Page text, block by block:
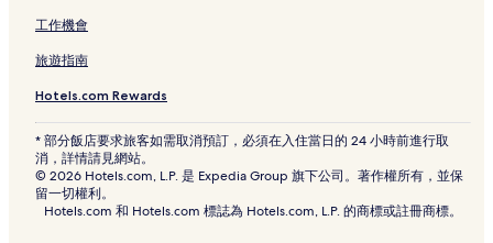
工作機會
旅遊指南
Hotels.com Rewards
* 部分飯店要求旅客如需取消預訂，必須在入住當日的 24 小時前進行取
消，詳情請見網站。
© 2026 Hotels.com, L.P. 是 Expedia Group 旗下公司。著作權所有，並保
留一切權利。
Hotels.com 和 Hotels.com 標誌為 Hotels.com, L.P. 的商標或註冊商標。